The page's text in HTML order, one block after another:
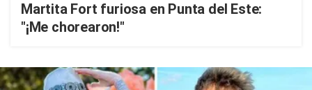
Martita Fort furiosa en Punta del Este:
"¡Me chorearon!"